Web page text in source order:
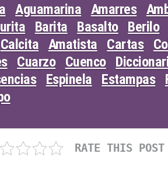
Aguamarina Amarres
Barita Basalto Berilo
Calcita Amatista Cartas
Cuarzo Cuenco
Espinela Estampas
RATE THIS POST